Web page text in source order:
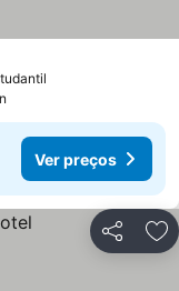
Ver preços
Partilhar